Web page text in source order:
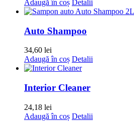
Adaugă în coș Detalii
Auto Shampoo
34,60 lei
Adaugă în coș Detalii
Interior Cleaner
24,18 lei
Adaugă în coș Detalii